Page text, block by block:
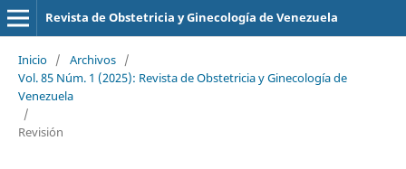
Revista de Obstetricia y Ginecología de Venezuela
Inicio / Archivos /
Vol. 85 Núm. 1 (2025): Revista de Obstetricia y Ginecología de
Venezuela
/
Revisión